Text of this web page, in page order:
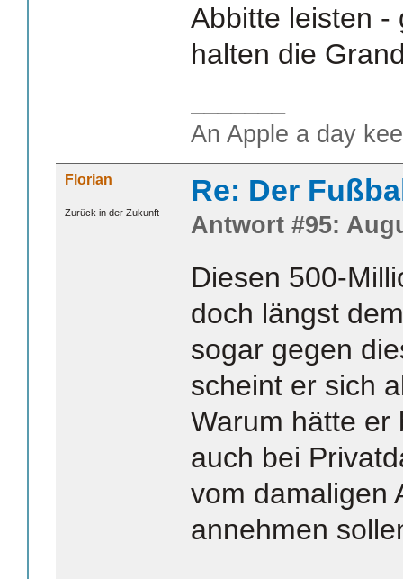
Abbitte leisten -
halten die
An Apple a day
Florian
Zurück in der Zukunft
Re: Der
Antwort #95:
Diesen 500-
doch längst
sogar gegen
scheint er sich
Warum hätte er
auch bei
vom damaligen
annehmen